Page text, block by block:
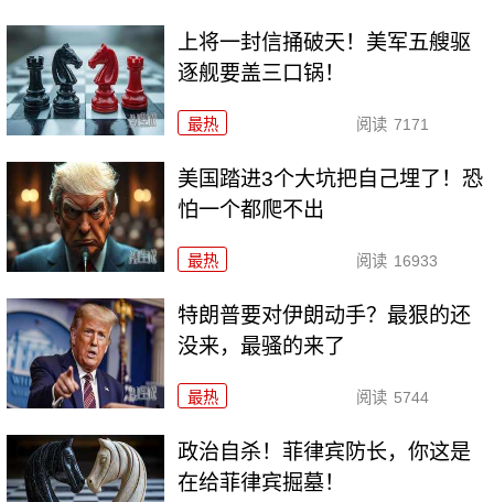
上将一封信捅破天！美军五艘驱
逐舰要盖三口锅！
最热 阅读 7171
美国踏进3个大坑把自己埋了！恐
怕一个都爬不出
最热 阅读 16933
特朗普要对伊朗动手？最狠的还
没来，最骚的来了
最热 阅读 5744
政治自杀！菲律宾防长，你这是
在给菲律宾掘墓！